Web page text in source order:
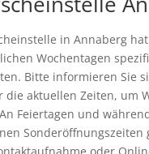
in Annaberg
Wochentagen
Bitte informieren Sie
die aktuellen Zeiten, um
Feiertagen und
Sonderöffnungszeiten